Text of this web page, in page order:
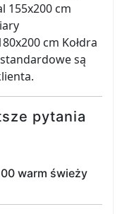
155x200 cm
cm Kołdra
są
pytania
warm świeży